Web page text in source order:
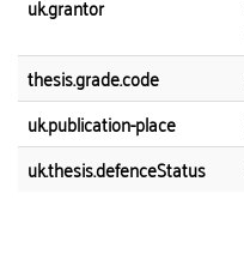
uk.grantor
thesis.grade.code
uk.publication-place
uk.thesis.defenceStatus